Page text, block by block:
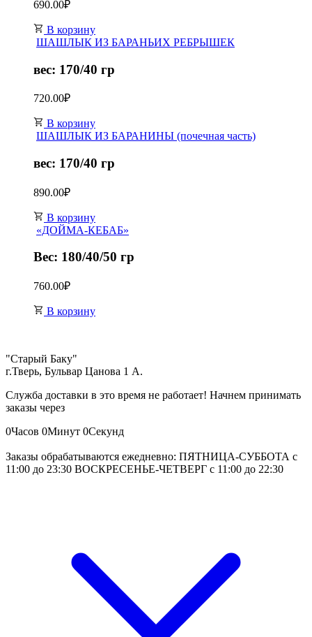
690.00₽
В корзину
ШАШЛЫК ИЗ БАРАНЬИХ РЕБРЫШЕК
вес: 170/40 гр
720.00₽
В корзину
ШАШЛЫК ИЗ БАРАНИНЫ (почечная часть)
вес: 170/40 гр
890.00₽
В корзину
«ДОЙМА-КЕБАБ»
Вес: 180/40/50 гр
760.00₽
В корзину
"Старый Баку"
г.Тверь, Бульвар Цанова 1 А.
Служба доставки в это время не работает! Начнем принимать
заказы через
0Часов 0Минут 0Секунд
Заказы обрабатываются ежедневно: ПЯТНИЦА-СУББОТА с
11:00 до 23:30 ВОСКРЕСЕНЬЕ-ЧЕТВЕРГ с 11:00 до 22:30